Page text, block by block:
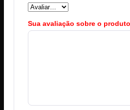
Sua avaliação sobre o produto